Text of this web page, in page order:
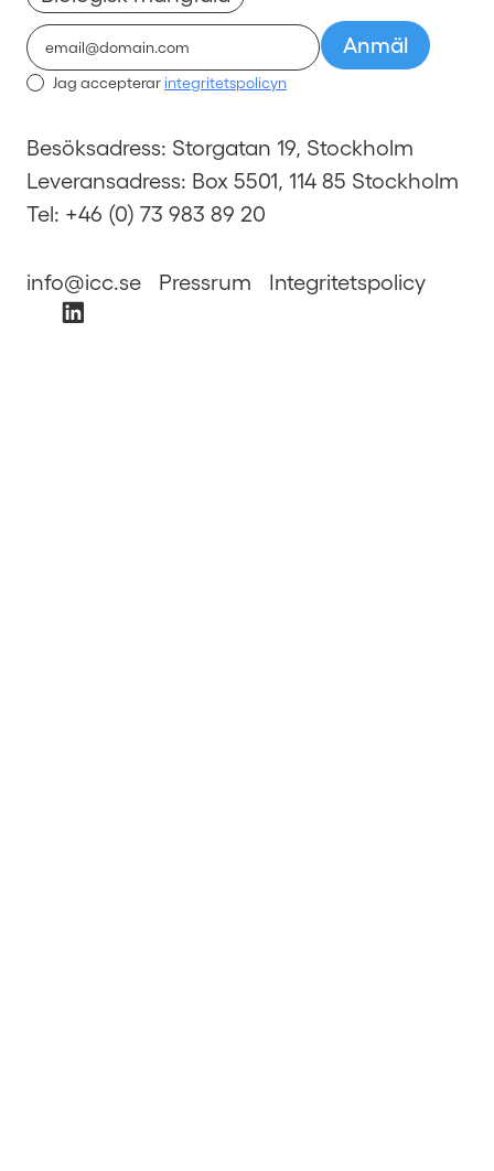
Jag accepterar integritetspolicyn
Besöksadress: Storgatan 19, Stockholm
Leveransadress: Box 5501, 114 85 Stockholm
Tel: +46 (0) 73 983 89 20
info@icc.se Pressrum Integritetspolicy